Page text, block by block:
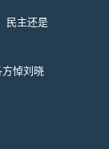
民主还是
方悼刘晓